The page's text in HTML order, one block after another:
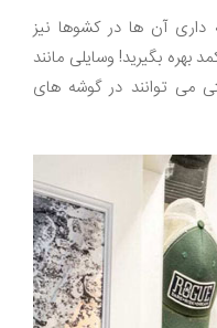
آن ها در کشوها نیز
بهره بگیرید! وسایلی مانند
می توانند در گوشه های